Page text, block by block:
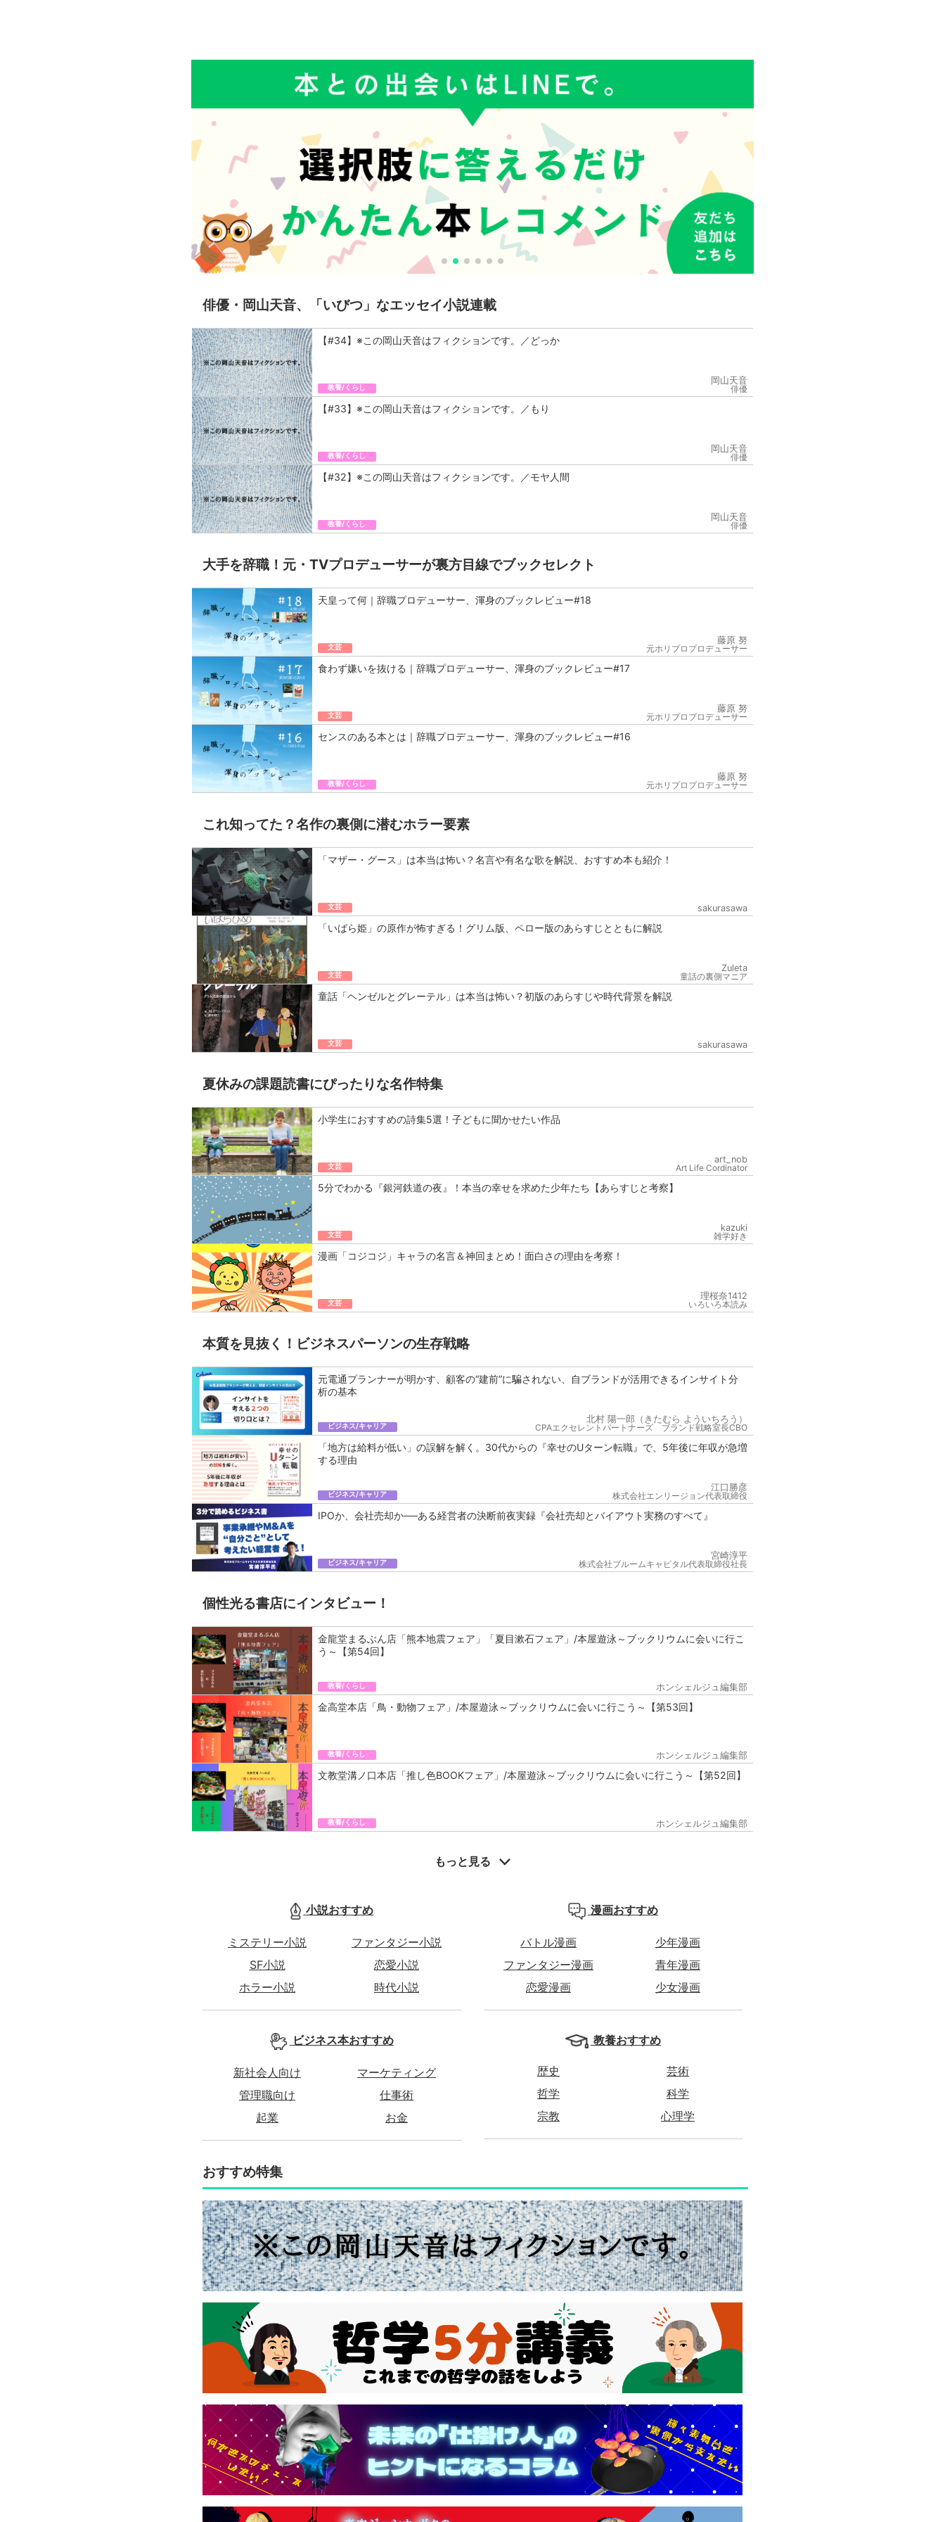
俳優・岡山天音、「いびつ」なエッセイ小説連載
【#34】※この岡山天音はフィクションです。／どっか
教養/くらし
岡山天音
俳優
【#33】※この岡山天音はフィクションです。／もり
教養/くらし
岡山天音
俳優
【#32】※この岡山天音はフィクションです。／モヤ人間
教養/くらし
岡山天音
俳優
大手を辞職！元・TVプロデューサーが裏方目線でブックセレクト
天皇って何｜辞職プロデューサー、渾身のブックレビュー#18
文芸
藤原 努
元ホリプロプロデューサー
食わず嫌いを抜ける｜辞職プロデューサー、渾身のブックレビュー#17
文芸
藤原 努
元ホリプロプロデューサー
センスのある本とは｜辞職プロデューサー、渾身のブックレビュー#16
教養/くらし
藤原 努
元ホリプロプロデューサー
これ知ってた？名作の裏側に潜むホラー要素
「マザー・グース」は本当は怖い？名言や有名な歌を解説、おすすめ本も紹介！
文芸 sakurasawa
「いばら姫」の原作が怖すぎる！グリム版、ペロー版のあらすじとともに解説
文芸
Zuleta
童話の裏側マニア
童話「ヘンゼルとグレーテル」は本当は怖い？初版のあらすじや時代背景を解説
文芸 sakurasawa
夏休みの課題読書にぴったりな名作特集
小学生におすすめの詩集5選！子どもに聞かせたい作品
文芸
art_nob
Art Life Cordinator
5分でわかる『銀河鉄道の夜』！本当の幸せを求めた少年たち【あらすじと考察】
文芸
kazuki
雑学好き
漫画「コジコジ」キャラの名言＆神回まとめ！面白さの理由を考察！
文芸
理桜奈1412
いろいろ本読み
本質を見抜く！ビジネスパーソンの生存戦略
元電通プランナーが明かす、顧客の“建前”に騙されない、自ブランドが活用できるインサイト分
析の基本
ビジネス/キャリア
北村 陽一郎（きたむら よういちろう）
CPAエクセレントパートナーズ ブランド戦略室長CBO
「地方は給料が低い」の誤解を解く。30代からの『幸せのUターン転職』で、5年後に年収が急増
する理由
ビジネス/キャリア
江口勝彦
株式会社エンリージョン代表取締役
IPOか、会社売却か──ある経営者の決断前夜実録『会社売却とバイアウト実務のすべて』
ビジネス/キャリア
宮崎淳平
株式会社ブルームキャピタル代表取締役社長
個性光る書店にインタビュー！
金龍堂まるぶん店「熊本地震フェア」「夏目漱石フェア」/本屋遊泳～ブックリウムに会いに行こ
う～【第54回】
教養/くらし ホンシェルジュ編集部
金高堂本店「鳥・動物フェア」/本屋遊泳～ブックリウムに会いに行こう～【第53回】
教養/くらし ホンシェルジュ編集部
文教堂溝ノ口本店「推し色BOOKフェア」/本屋遊泳～ブックリウムに会いに行こう～【第52回】
教養/くらし ホンシェルジュ編集部
もっと見る
小説おすすめ
ミステリー小説
ファンタジー小説
SF小説
恋愛小説
ホラー小説
時代小説
漫画おすすめ
バトル漫画
少年漫画
ファンタジー漫画
青年漫画
恋愛漫画
少女漫画
ビジネス本おすすめ
新社会人向け
マーケティング
管理職向け
仕事術
起業
お金
教養おすすめ
歴史
芸術
哲学
科学
宗教
心理学
おすすめ特集